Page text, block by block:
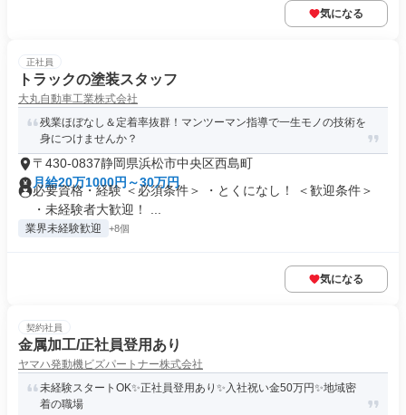
気になる
正社員
トラックの塗装スタッフ
大丸自動車工業株式会社
残業ほぼなし＆定着率抜群！マンツーマン指導で一生モノの技術を
身につけませんか？
〒430-0837静岡県浜松市中央区西島町
月給20万1000円～30万円
必要資格・経験 ＜必須条件＞ ・とくになし！ ＜歓迎条件＞
・未経験者大歓迎！ ...
業界未経験歓迎 +8個
気になる
契約社員
金属加工/正社員登用あり
ヤマハ発動機ビズパートナー株式会社
未経験スタートOK✨正社員登用あり✨入社祝い金50万円✨地域密
着の職場